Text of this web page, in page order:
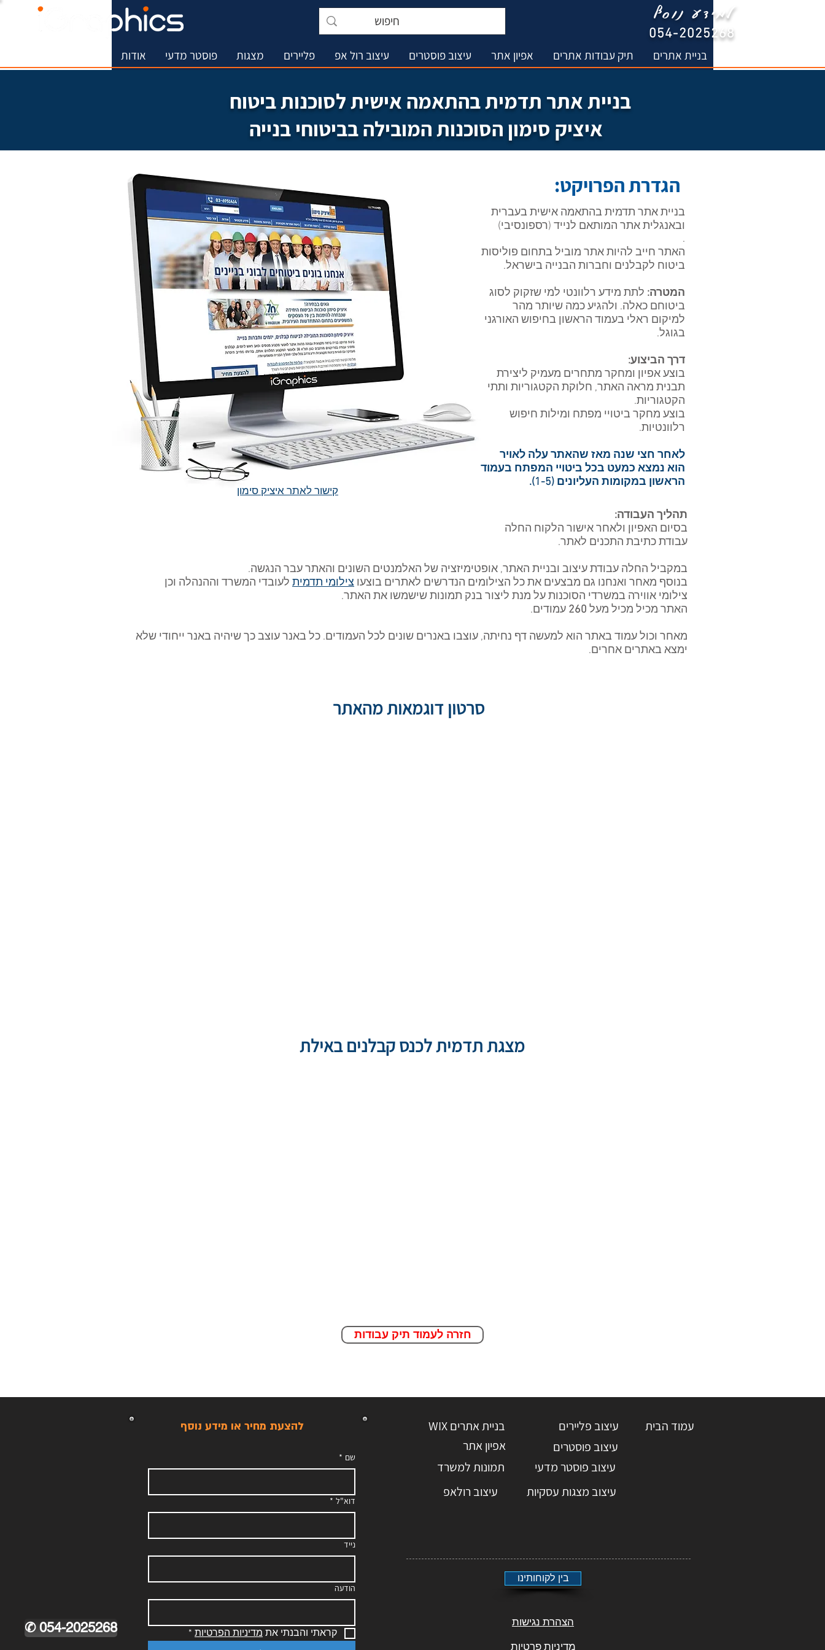
למידע נוסף
בניית אתרים תיק עבודות אתרים אפיון אתר עיצוב פוסטרים עיצוב רול אפ פליירים מצגות פוסטר מדעי אודות
בניית אתר תדמית בהתאמה אישית לסוכנות ביטוח
איציק סימון הסוכנות המובילה בביטוחי בנייה
קישור לאתר איציק סימון
הגדרתהפרויקט:
בניית אתר תדמית בהתאמה אישית בעברית
ובאנגלית אתר המותאם לנייד (רספונסיבי)
.
האתר חייב להיות אתר מוביל בתחום פוליסות
ביטוח לקבלנים וחברות הבנייה בישראל.
המטרה: לתת מידע רלוונטי למי שזקוק לסוג
ביטוחם כאלה. ולהגיע כמה שיותר מהר
למיקום ראלי בעמוד הראשון בחיפוש האורגני
בגוגל.
דרך הביצוע:
בוצע אפיון ומחקר מתחרים מעמיק ליצירת
תבנית מראה האתר, חלוקת הקטגוריות ותתי
הקטגוריות.
בוצע מחקר ביטויי מפתח ומילות חיפוש
רלוונטיות.
לאחר חצי שנה מאז שהאתר עלה לאויר
הוא נמצא כמעט בכל ביטויי המפתח בעמוד
הראשון במקומות העליונים (1-5).
תהליך העבודה:
בסיום האפיון ולאחר אישור הלקוח החלה
עבודת כתיבת התכנים לאתר.
במקביל החלה עבודת עיצוב ובניית האתר, אופטימיזציה של האלמנטים השונים והאתר עבר הנגשה.
בנוסף מאחר ואנחנו גם מבצעים את כל הצילומים הנדרשים לאתרים בוצעו צילומי תדמית לעובדי המשרד וההנהלה וכן
צילומי אווירה במשרדי הסוכנות על מנת ליצור בנק תמונות שישמשו את האתר.
האתר מכיל מכיל מעל 260 עמודים.
מאחר וכול עמוד באתר הוא למעשה דף נחיתה, עוצבו באנרים שונים לכל העמודים. כל באנר עוצב כך שיהיה באנר ייחודי שלא
ימצא באתרים אחרים.
סרטון דוגמאות מהאתר
מצגת תדמית לכנס קבלנים באילת
חזרה לעמוד תיק עבודות
✆ 054-2025268
להצעת מחיר או מידע נוסף
שם *
דוא"ל *
נייד
הודעה
קראתי והבנתי את מדיניות הפרטיות *
WIX בניית אתרים
אפיון אתר
תמונות למשרד
עיצוב מצגות עסקיות
עיצוב פליירים
עמוד הבית
עיצוב פוסטרים
עיצוב פוסטר מדעי
עיצוב רולאפ
בין לקוחותינו
הצהרת נגישות
מדיניות פרטיות